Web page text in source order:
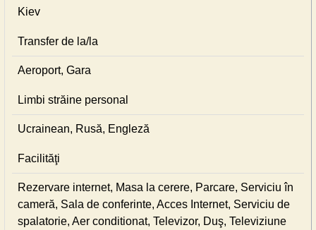
Kiev
Transfer de la/la
Aeroport, Gara
Limbi străine personal
Ucrainean, Rusă, Engleză
Facilităţi
Rezervare internet, Masa la cerere, Parcare, Serviciu în
cameră, Sala de conferinte, Acces Internet, Serviciu de
spalatorie, Aer conditionat, Televizor, Duş, Televiziune